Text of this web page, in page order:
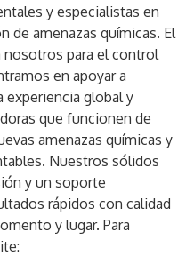
y especialistas en
de amenazas químicas. El
para el control
en apoyar a
global y
que funcionen de
amenazas químicas y
Nuestros sólidos
y un soporte
rápidos con calidad
y lugar. Para